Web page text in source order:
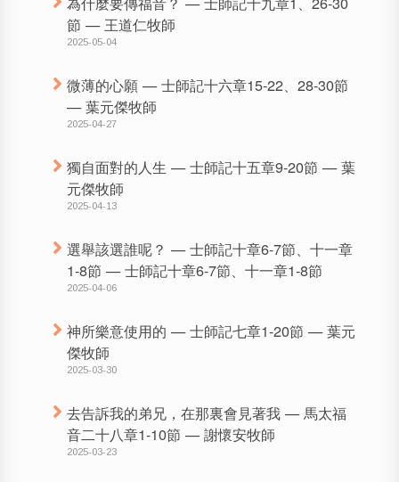
節 — 王道仁牧師
2025-05-04
微薄的心願 — 士師記十六章15-22、28-30節
— 葉元傑牧師
2025-04-27
獨自面對的人生 — 士師記十五章9-20節 — 葉
元傑牧師
2025-04-13
選舉該選誰呢？ — 士師記十章6-7節、十一章
1-8節 — 士師記十章6-7節、十一章1-8節
2025-04-06
神所樂意使用的 — 士師記七章1-20節 — 葉元
傑牧師
2025-03-30
去告訴我的弟兄，在那裏會見著我 — 馬太福
音二十八章1-10節 — 謝懷安牧師
2025-03-23